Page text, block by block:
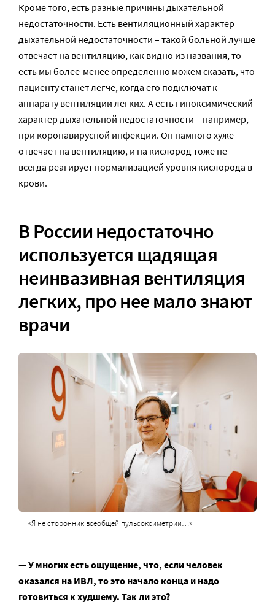
Кроме того, есть разные причины дыхательной
недостаточности. Есть вентиляционный характер
дыхательной недостаточности – такой больной лучше
отвечает на вентиляцию, как видно из названия, то
есть мы более-менее определенно можем сказать, что
пациенту станет легче, когда его подключат к
аппарату вентиляции легких. А есть гипоксимический
характер дыхательной недостаточности – например,
при коронавирусной инфекции. Он намного хуже
отвечает на вентиляцию, и на кислород тоже не
всегда реагирует нормализацией уровня кислорода в
крови.
В России недостаточно
используется щадящая
неинвазивная вентиляция
легких, про нее мало знают
врачи
«Я не сторонник всеобщей пульсоксиметрии…»
— У многих есть ощущение, что, если человек
оказался на ИВЛ, то это начало конца и надо
готовиться к худшему. Так ли это?